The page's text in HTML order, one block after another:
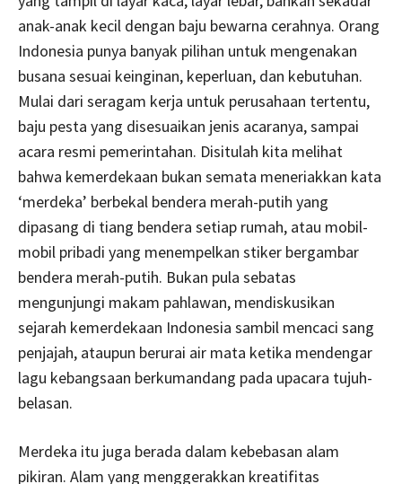
anak-anak kecil dengan baju bewarna cerahnya. Orang
Indonesia punya banyak pilihan untuk mengenakan
busana sesuai keinginan, keperluan, dan kebutuhan.
Mulai dari seragam kerja untuk perusahaan tertentu,
baju pesta yang disesuaikan jenis acaranya, sampai
acara resmi pemerintahan. Disitulah kita melihat
bahwa kemerdekaan bukan semata meneriakkan kata
‘merdeka’ berbekal bendera merah-putih yang
dipasang di tiang bendera setiap rumah, atau mobil-
mobil pribadi yang menempelkan stiker bergambar
bendera merah-putih. Bukan pula sebatas
mengunjungi makam pahlawan, mendiskusikan
sejarah kemerdekaan Indonesia sambil mencaci sang
penjajah, ataupun berurai air mata ketika mendengar
lagu kebangsaan berkumandang pada upacara tujuh-
belasan.
Merdeka itu juga berada dalam kebebasan alam
pikiran. Alam yang menggerakkan kreatifitas